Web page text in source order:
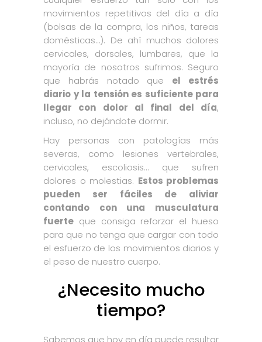
movimientos repetitivos del día a día
(bolsas de la compra, los niños, tareas
domésticas…). De ahí muchos dolores
cervicales, dorsales, lumbares, que la
mayoría de nosotros sufrimos. Seguro
que habrás notado que el estrés
diario y la tensión es suficiente para
llegar con dolor al final del día,
incluso, no dejándote dormir.
Hay personas con patologías más
severas, como lesiones vertebrales,
cervicales, escoliosis… que sufren
dolores o molestias. Estos problemas
pueden ser fáciles de aliviar
contando con una musculatura
fuerte que consiga reforzar el hueso
para que no tenga que cargar con todo
el esfuerzo de los movimientos diarios y
el peso de nuestro cuerpo.
¿Necesito mucho
tiempo?
Sabemos que hoy en día puede resultar